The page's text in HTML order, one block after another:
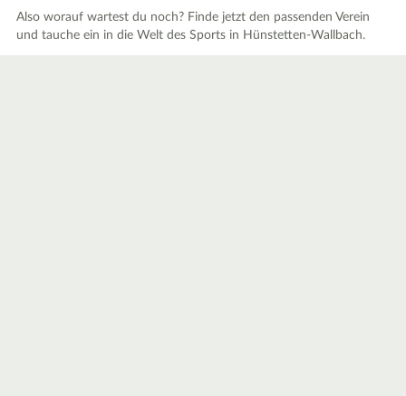
Also worauf wartest du noch? Finde jetzt den passenden Verein
und tauche ein in die Welt des Sports in Hünstetten-Wallbach.